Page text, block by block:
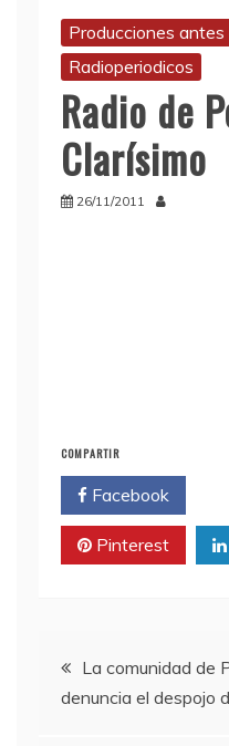
Producciones
Radioperiodicos
Radio de
Clarísimo
26/11/2011
COMPARTIR
Facebook
Pinterest
Navegación
de
La comunidad de
denuncia el despojo